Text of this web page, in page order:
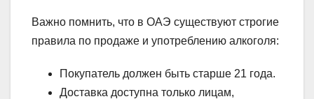
Важно помнить, что в ОАЭ существуют строгие
правила по продаже и употреблению алкоголя:
Покупатель должен быть старше 21 года.
Доставка доступна только лицам,